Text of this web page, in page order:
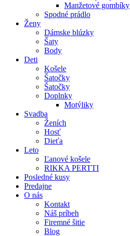
Manžetové gombíky
Spodné prádlo
Ženy
Dámske blúzky
Šaty
Body
Deti
Košele
Šatočky
Šatočky
Doplnky
Motýliky
Svadba
Ženích
Hosť
Dieťa
Leto
Ľanové košele
RIKKA PERTTI
Posledné kusy
Predajne
O nás
Kontakt
Náš príbeh
Firemné šitie
Blog